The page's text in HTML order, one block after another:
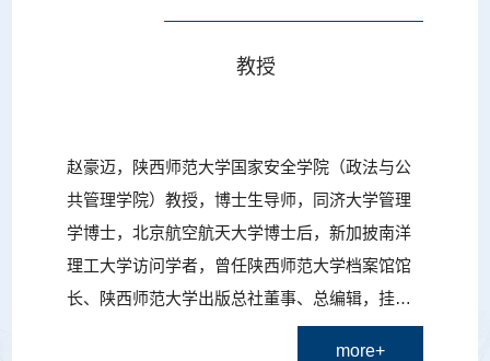
教授
赵豪迈，陕西师范大学国家安全学院（政法与公
共管理学院）教授，博士生导师，同济大学管理
学博士，北京航空航天大学博士后，新加披南洋
理工大学访问学者，曾任陕西师范大学档案馆馆
长、陕西师范大学出版总社董事、总编辑，挂任
西安市文化广电新闻出版局副局长，兼任陕西省
more+